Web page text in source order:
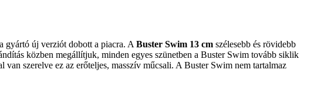
gyártó új verziót dobott a piacra. A Buster Swim 13 cm szélesebb és rövidebb
közben megállítjuk, minden egyes szünetben a Buster Swim tovább siklik
van szerelve ez az erőteljes, masszív műcsali. A Buster Swim nem tartalmaz